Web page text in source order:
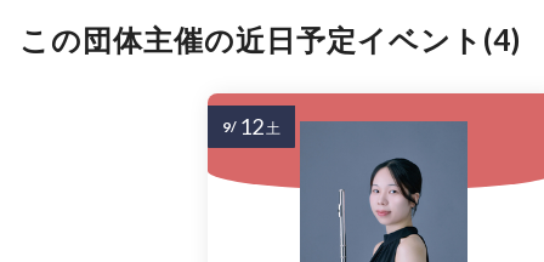
この団体主催の近日予定イベント(4)
9/ 12土